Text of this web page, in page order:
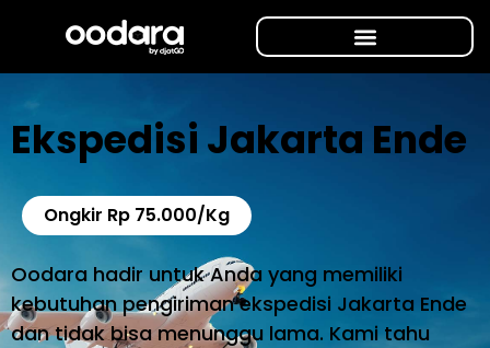
Ekspedisi Jakarta Ende
Ongkir Rp 75.000/Kg
Oodara hadir untuk Anda yang memiliki
kebutuhan pengiriman ekspedisi Jakarta Ende
dan tidak bisa menunggu lama. Kami tahu